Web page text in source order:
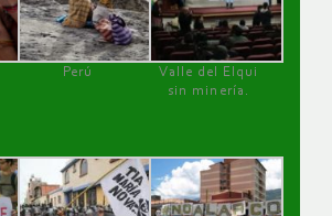
Perú
Valle del Elqui
sin minería.